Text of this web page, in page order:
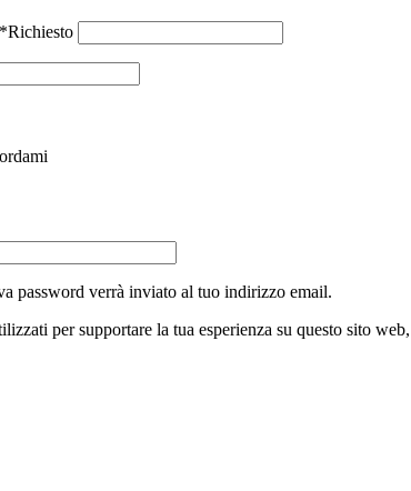
*Richiesto
password verrà inviato al tuo indirizzo email.
per supportare la tua esperienza su questo sito